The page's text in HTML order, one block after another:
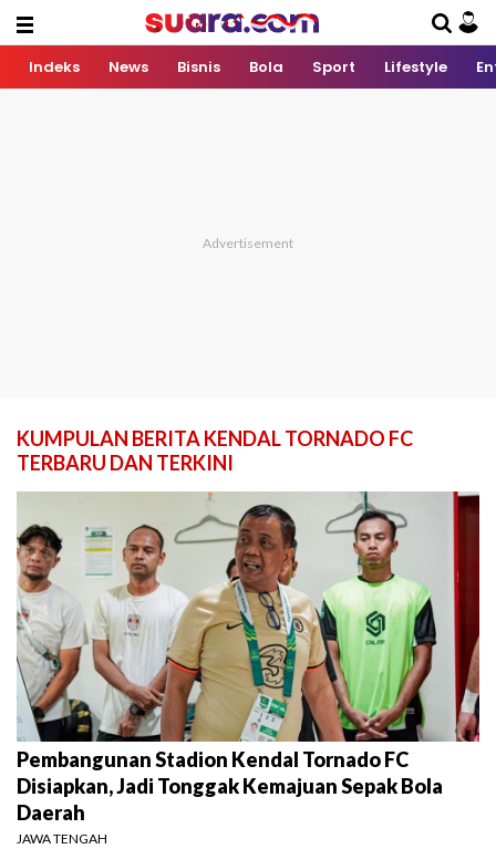
Indeks News Bisnis Bola Sport Lifestyle
KUMPULAN BERITA KENDAL TORNADO FC
TERBARU DAN TERKINI
Pembangunan Stadion Kendal Tornado FC
Disiapkan, Jadi Tonggak Kemajuan Sepak Bola
Daerah
JAWA TENGAH